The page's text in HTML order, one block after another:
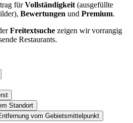
fürVollständigkeit(ausgefüllte
Bewertungen und Premium.
Freitextsuche zeigen wir vorrangig
Restaurants.
Standort
vom Gebietsmittelpunkt